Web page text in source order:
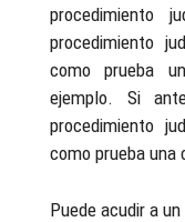
procedimiento
procedimiento
como prueba
ejemplo. Si
procedimiento
como prueba una
Puede acudir a